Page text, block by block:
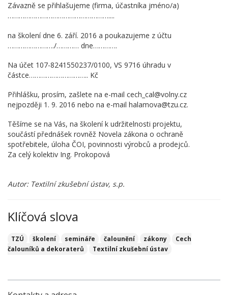
Závazně se přihlašujeme (firma, účastníka jméno/a)
………………………………………………....
na školení dne 6. září. 2016 a poukazujeme z účtu
……………………./………… dne………….
Na účet 107-8241550237/0100, VS 9716 úhradu v
částce………………………….. Kč
Přihlášku, prosím, zašlete na e-mail cech_cal@volny.cz
nejpozději 1. 9. 2016 nebo na e-mail halamova@tzu.cz.
Těšíme se na Vás, na školení k udržitelnosti projektu,
součástí přednášek rovněž Novela zákona o ochraně
spotřebitele, úloha ČOI, povinnosti výrobců a prodejců.
Za celý kolektiv Ing. Prokopová
Autor: Textilní zkušební ústav, s.p.
Klíčová slova
TZÚ školení semináře čalounění zákony
Cech
čalouníků a dekoraterů
Textilní zkušební ústav